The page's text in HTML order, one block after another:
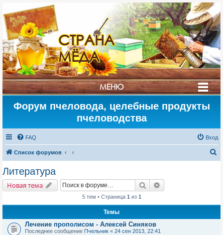
СТРАНА
МЁДА
МЕНЮ
Форум пчеловода, целебные продукты
пчеловодства
FAQ Вход
Список форумов
Литература
Новая тема Поиск
5 тем • Страница 1 из 1
Темы
Лечение прополисом - Алексей Синяков
Последнее сообщение Пчельник « 24 сен 2013, 22:41